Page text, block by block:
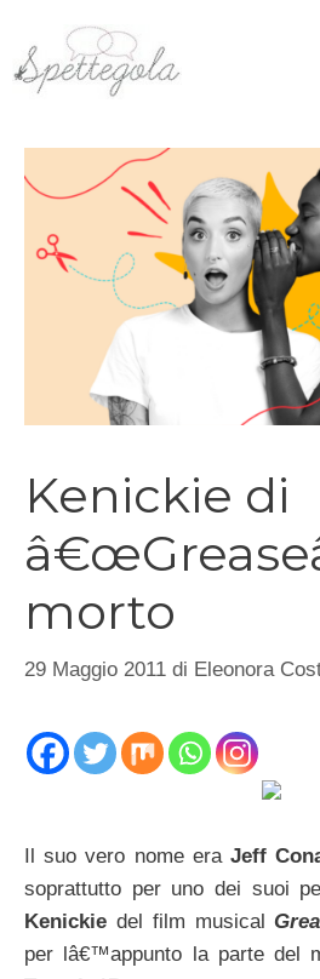
contenuto
Kenickie di
morto
29 Maggio 2011 di Eleonora
Il suo vero nome eraJeff
soprattutto per uno dei suoi
Kenickie del film musical
per lâ€™appunto la parte del